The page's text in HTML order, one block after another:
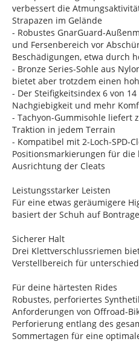
verbessert die
Strapazen im Gelände
- Robustes GnarGuard-
und Fersenbereich vor
Beschädigungen, etwa durch
- Bronze Series-Sohle aus
bietet aber trotzdem einen
- Der Steifigkeitsindex 6 von
Nachgiebigkeit und mehr
- Tachyon-Gummisohle liefert
Traktion in jedem Terrain
- Kompatibel mit 2-Loch-SPD-
Positionsmarkierungen für die
Ausrichtung der Cleats
Leistungsstarker Leisten
Für eine etwas geräumigere
basiert der Schuh auf
Sicherer Halt
Drei Klettverschlussriemen
Verstellbereich für
Für deine härtesten Rides
Robustes, perforiertes
Anforderungen von Offroad-
Perforierung entlang des
Sommertagen für eine